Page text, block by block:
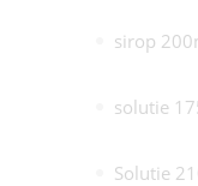
sirop
solutie
Solutie